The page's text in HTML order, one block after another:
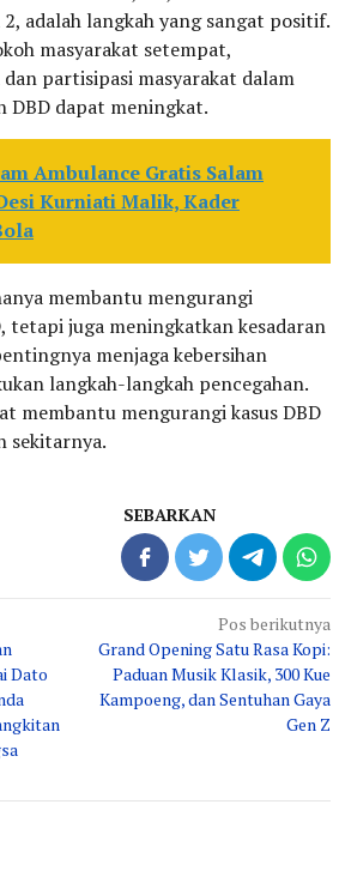
adalah langkah yang sangat positif.
masyarakat setempat,
partisipasi masyarakat dalam
DBD dapat meningkat.
Ambulance Gratis Salam
Kurniati Malik, Kader
membantu mengurangi
tetapi juga meningkatkan kesadaran
menjaga kebersihan
langkah-langkah pencegahan.
membantu mengurangi kasus DBD
sekitarnya.
SEBARKAN
Dato
Pos berikutnya
Grand Opening Satu Rasa Kopi:
Paduan Musik Klasik, 300 Kue
Kampoeng, dan Sentuhan Gaya
Gen Z